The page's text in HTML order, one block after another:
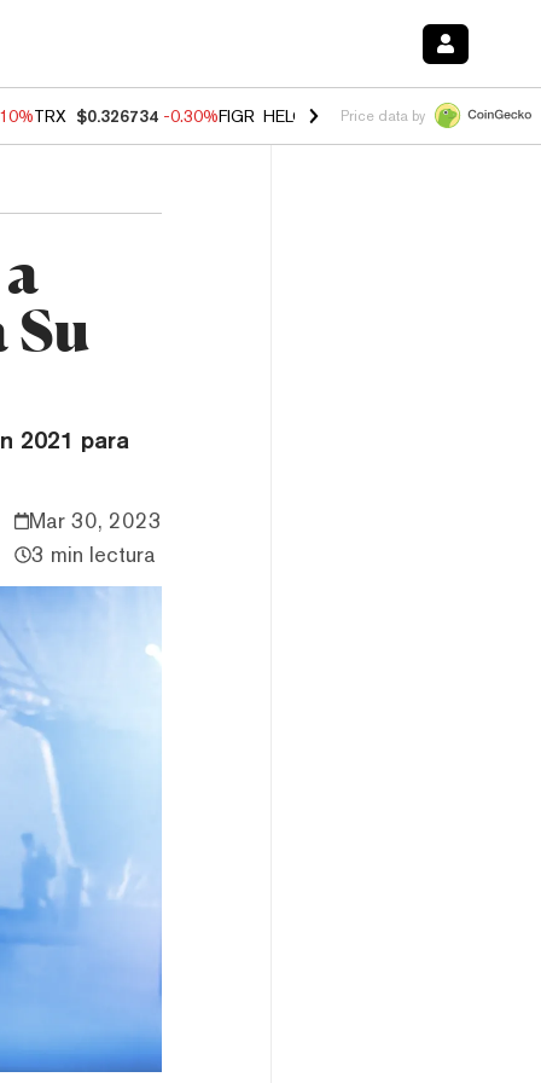
TRX $0.326734 -0.30%FIGR_HELOC $1.02 -0.80% HYPE $55.84
Price data by
Su
2021 para
Mar 30, 2023
3 min lectura